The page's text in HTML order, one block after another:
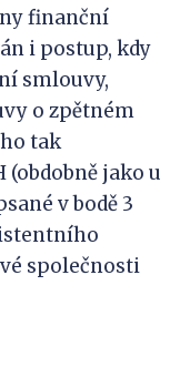
finanční
i postup, kdy
smlouvy,
o zpětném
tak
(obdobně jako u
v bodě 3
společnosti